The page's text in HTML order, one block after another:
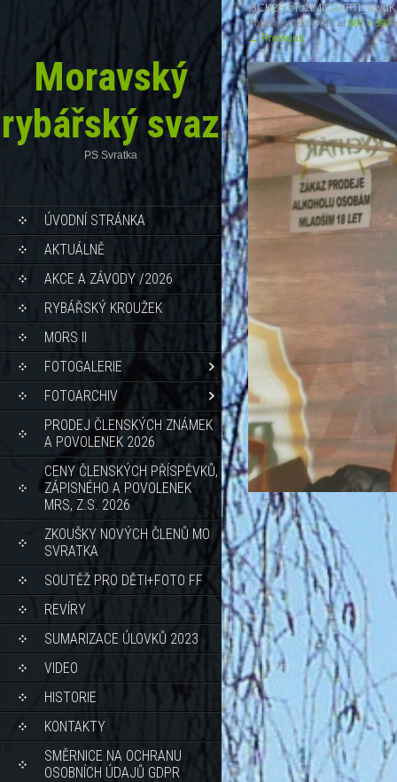
Moravský
rybářský svaz
PS Svratka
ÚVODNÍ STRÁNKA
AKTUÁLNĚ
AKCE A ZÁVODY /2026
RYBÁŘSKÝ KROUŽEK
MORS II
FOTOGALERIE
FOTOARCHIV
PRODEJ ČLENSKÝCH ZNÁMEK
A POVOLENEK 2026
CENY ČLENSKÝCH PŘÍSPĚVKŮ,
ZÁPISNÉHO A POVOLENEK
MRS, Z.S. 2026
ZKOUŠKY NOVÝCH ČLENŮ MO
SVRATKA
SOUTĚŽ PRO DĚTI+FOTO FF
REVÍRY
SUMARIZACE ÚLOVKŮ 2023
VIDEO
HISTORIE
KONTAKTY
SMĚRNICE NA OCHRANU
OSOBNÍCH ÚDAJŮ GDPR
Published16.8.2017at887 × 597
←Previous